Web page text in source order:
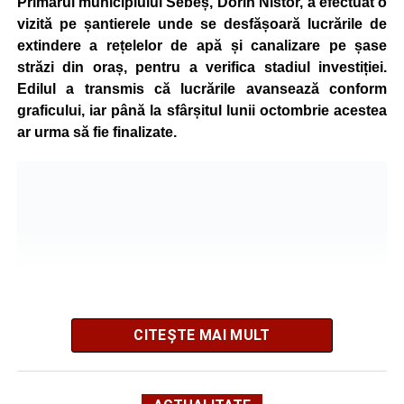
Administrația locală subliniază că decizia are caracter
temporar și este adoptată în contextul actualei situații
energetice din România, în condițiile în care autoritățile
centrale au cerut instituțiilor publice să adopte măsuri
pentru reducerea cheltuielilor și a consumului de energie,
noile setări ale programului de
iluminat:
1848, 1907, 24 Ianuarie, 8 Aprilie, Alunului,
vizită pe șantierele unde se desfășoară lucrările de
extindere a rețelelor de apă și canalizare pe șase
străzi din oraș, pentru a verifica stadiul investiției.
Edilul a transmis că lucrările avansează conform
graficului, iar până la sfârșitul lunii octombrie acestea
ar urma să fie finalizate.
Potrivit informațiilor prezentate de primarul Dorin Nistor,
CITEȘTE MAI MULT